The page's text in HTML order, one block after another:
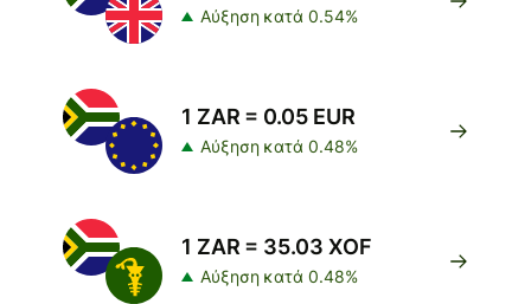
Αύξηση κατά 0.54%
1 ZAR = 0.05 EUR
Αύξηση κατά 0.48%
1 ZAR = 35.03 XOF
Αύξηση κατά 0.48%